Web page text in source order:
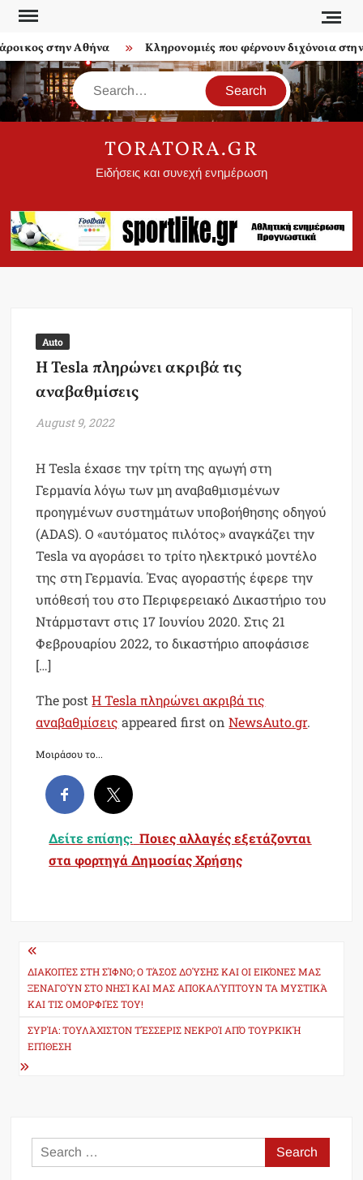
Skip
contentστην Αθήνα Κληρονομιές που φέρνουν διχόνοια στην
Search
TORATORA.GR
Ειδήσεις και συνεχή ενημέρωση
Auto
Η Tesla πληρώνει ακριβά τις
αναβαθμίσεις
August 9, 2022
Η Tesla έχασε την τρίτη της αγωγή στη
Γερμανία λόγω των μη αναβαθμισμένων
προηγμένων συστημάτων υποβοήθησης οδηγού
(ADAS). Ο «αυτόματος πιλότος» αναγκάζει την
Tesla να αγοράσει το τρίτο ηλεκτρικό μοντέλο
της στη Γερμανία. Ένας αγοραστής έφερε την
υπόθεσή του στο Περιφερειακό Δικαστήριο του
Ντάρμσταντ στις 17 Ιουνίου 2020. Στις 21
Φεβρουαρίου 2022, το δικαστήριο αποφάσισε
[…]
The postΗ Tesla πληρώνει ακριβά τις
αναβαθμίσεις appeared first onNewsAuto.gr.
Μοιράσου το...
Δείτε επίσης: Ποιες αλλαγές εξετάζονται
στα φορτηγά Δημοσίας Χρήσης
Post
navigation
ΔΙΑΚΟΠΈΣ ΣΤΗ ΣΊΦΝΟ; Ο ΤΆΣΟΣ ΔΟΎΣΗΣ ΚΑΙ ΟΙ ΕΙΚΌΝΕΣ ΜΑΣ
ΞΕΝΑΓΟΎΝ ΣΤΟ ΝΗΣΊ ΚΑΙ ΜΑΣ ΑΠΟΚΑΛΎΠΤΟΥΝ ΤΑ ΜΥΣΤΙΚΆ
ΚΑΙ ΤΙΣ ΟΜΟΡΦΙΈΣ ΤΟΥ!
ΣΥΡΊΑ: ΤΟΥΛΆΧΙΣΤΟΝ ΤΈΣΣΕΡΙΣ ΝΕΚΡΟΊ ΑΠΌ ΤΟΥΡΚΙΚΉ
ΕΠΊΘΕΣΗ
Search
for: